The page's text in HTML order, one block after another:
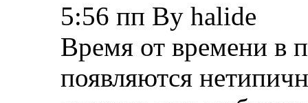
5:56 пп By halide
Время от времени в
появляются